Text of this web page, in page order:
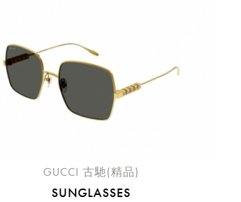
GUCCI 古馳(精品)
SUNGLASSES